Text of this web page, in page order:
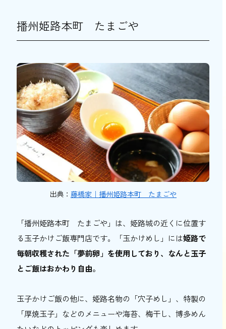
播州姫路本町 たまごや
出典： 藤橋家｜播州姫路本町 たまごや
「播州姫路本町 たまごや」は、姫路城の近くに位置す
る玉子かけご飯専門店です。「玉かけめし」には姫路で
毎朝収穫された「夢前卵」を使用しており、なんと玉子
とご飯はおかわり自由。
玉子かけご飯の他に、姫路名物の「穴子めし」、特製の
「厚焼玉子」などのメニューや海苔、梅干し、博多めん